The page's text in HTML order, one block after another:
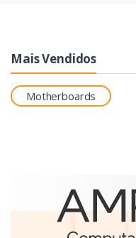
Mais Vendidos
Motherboards